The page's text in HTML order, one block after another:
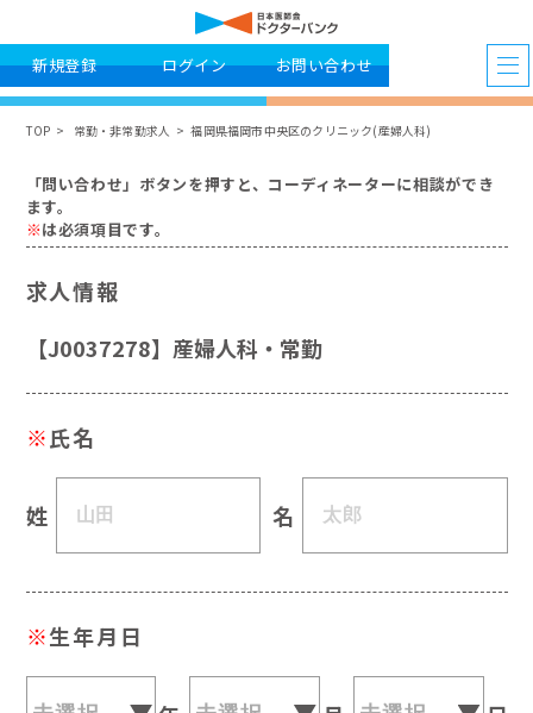
新規登録 ログイン お問い合わせ
TOP 常勤・非常勤求人 福岡県福岡市中央区のクリニック(産婦人科)
「問い合わせ」ボタンを押すと、コーディネーターに相談ができ
ます。
※は必須項目です。
求人情報
【J0037278】産婦人科・常勤
※氏名
姓 名
※生年月日